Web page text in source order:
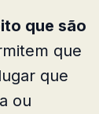
que são
que
que
ou